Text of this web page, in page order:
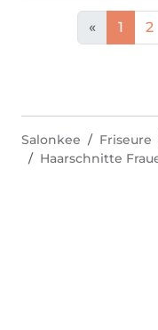
« 1 2
Salonkee Friseure
Haarschnitte